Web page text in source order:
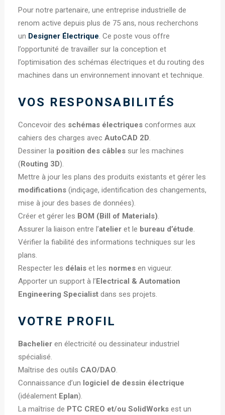
Pour notre partenaire, une entreprise industrielle de
renom active depuis plus de 75 ans, nous recherchons
un Designer Électrique. Ce poste vous offre
l’opportunité de travailler sur la conception et
l’optimisation des schémas électriques et du routing des
machines dans un environnement innovant et technique.
VOS RESPONSABILITÉS
Concevoir des schémas électriques conformes aux
cahiers des charges avec AutoCAD 2D.
Dessiner la position des câbles sur les machines
(Routing 3D).
Mettre à jour les plans des produits existants et gérer les
modifications (indiçage, identification des changements,
mise à jour des bases de données).
Créer et gérer les BOM (Bill of Materials).
Assurer la liaison entre l’atelier et le bureau d’étude.
Vérifier la fiabilité des informations techniques sur les
plans.
Respecter les délais et les normes en vigueur.
Apporter un support à l’Electrical & Automation
Engineering Specialist dans ses projets.
VOTRE PROFIL
Bachelier en électricité ou dessinateur industriel
spécialisé.
Maîtrise des outils CAO/DAO.
Connaissance d’un logiciel de dessin électrique
(idéalement Eplan).
La maîtrise de PTC CREO et/ou SolidWorks est un